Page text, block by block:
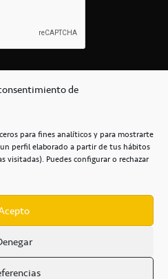
de
para fines analíticos y para mostrarte
perfil elaborado a partir de tus hábitos
visitadas). Puedes configurar o rechazar
/ 38108 – La Laguna
/ POLÍTICA DE COOKIES /